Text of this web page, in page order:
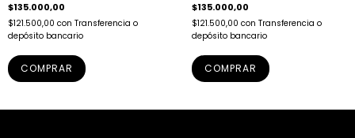
$135.000,00
$121.500,00 con Transferencia o
depósito bancario
COMPRAR
$135.000,00
$121.500,00 con Transferencia o
depósito bancario
COMPRAR